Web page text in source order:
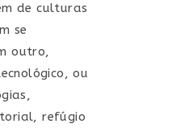
de culturas
se
outro,
ou
refúgio